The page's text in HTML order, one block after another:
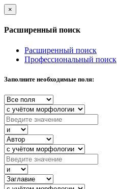
×
Расширенный поиск
Расширенный поиск
Профессиональный поиск
Заполните необходимые поля: